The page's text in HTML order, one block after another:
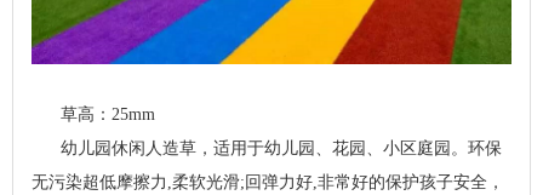
草高：25mm
幼儿园休闲人造草，适用于幼儿园、花园、小区庭园。环保
无污染超低摩擦力,柔软光滑;回弹力好,非常好的保护孩子安全，